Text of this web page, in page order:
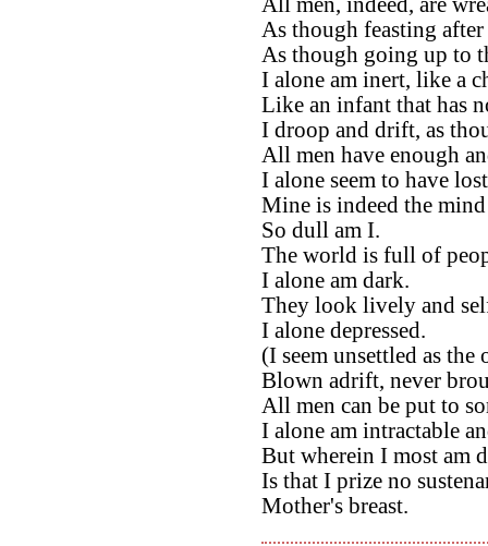
As though feasting
As though going up to
I alone am inert, like a
Like an infant that has
I droop and drift, as
All men have enough
I alone seem to have
Mine is indeed the
So dull am I.
The world is full of
I alone am dark.
They look lively and
I alone depressed.
(I seem unsettled as the
Blown adrift, never
All men can be put to
I alone am intractable
But wherein I most am
Is that I prize no
Mother's breast.